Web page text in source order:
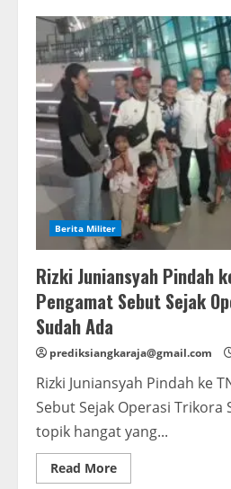
Berita Militer
Rizki Juniansyah Pindah
Pengamat Sebut Sejak
Sudah Ada
prediksiangkaraja@gmail.com
Rizki Juniansyah Pindah ke
Sebut Sejak Operasi Trikora
topik hangat yang...
Read MoreRead
more